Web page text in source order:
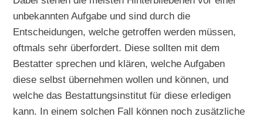
unbekannten Aufgabe und sind durch die
Entscheidungen, welche getroffen werden müssen,
oftmals sehr überfordert. Diese sollten mit dem
Bestatter sprechen und klären, welche Aufgaben
diese selbst übernehmen wollen und können, und
welche das Bestattungsinstitut für diese erledigen
kann. In einem solchen Fall können noch zusätzliche